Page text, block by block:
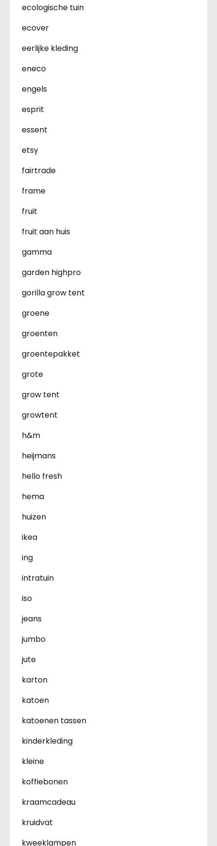
ecologische tuin
ecover
eerlijke kleding
eneco
engels
esprit
essent
etsy
fairtrade
frame
fruit
fruit aan huis
gamma
garden highpro
gorilla grow tent
groene
groenten
groentepakket
grote
grow tent
growtent
h&m
heijmans
hello fresh
hema
huizen
ikea
ing
intratuin
iso
jeans
jumbo
jute
karton
katoen
katoenen tassen
kinderkleding
kleine
koffiebonen
kraamcadeau
kruidvat
kweeklampen